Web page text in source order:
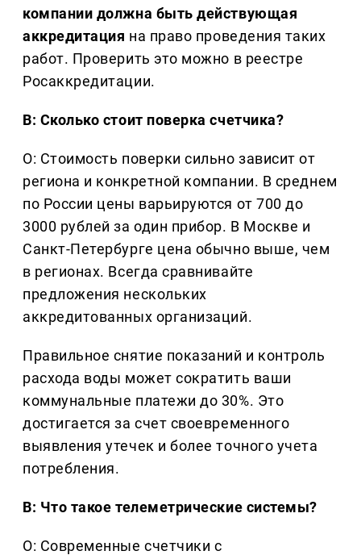
компании должна быть действующая
аккредитация на право проведения таких
работ. Проверить это можно в реестре
Росаккредитации.
В: Сколько стоит поверка счетчика?
О: Стоимость поверки сильно зависит от
региона и конкретной компании. В среднем
по России цены варьируются от 700 до
3000 рублей за один прибор. В Москве и
Санкт-Петербурге цена обычно выше, чем
в регионах. Всегда сравнивайте
предложения нескольких
аккредитованных организаций.
Правильное снятие показаний и контроль
расхода воды может сократить ваши
коммунальные платежи до 30%. Это
достигается за счет своевременного
выявления утечек и более точного учета
потребления.
В: Что такое телеметрические системы?
О: Современные счетчики с